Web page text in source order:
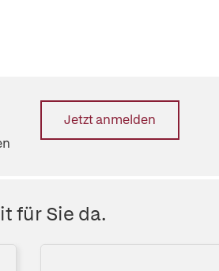
Jetzt anmelden
für Sie da.